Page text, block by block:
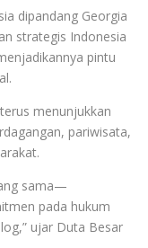
dipandang Georgia
strategis Indonesia
pintu
menunjukkan
pariwisata,
sama—
pada hukum
ujar Duta Besar